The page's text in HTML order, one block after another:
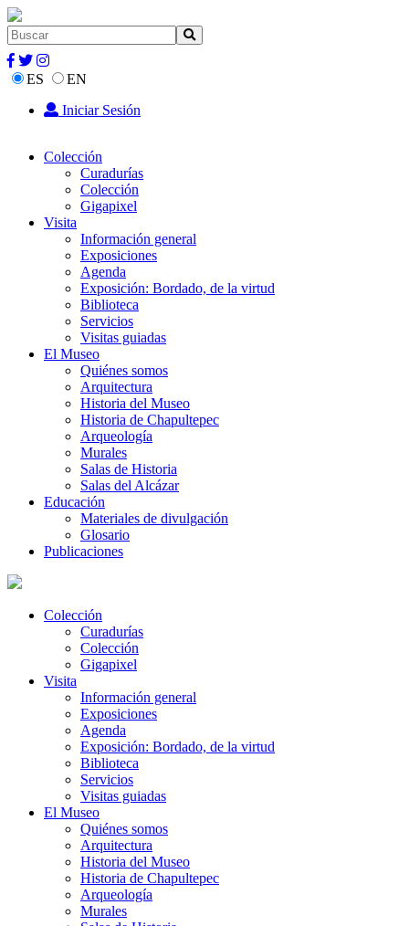
ES
EN
Iniciar Sesión
Colección
Curadurías
Colección
Gigapixel
Visita
Información general
Exposiciones
Agenda
Exposición: Bordado, de la virtud
Biblioteca
Servicios
Visitas guiadas
El Museo
Quiénes somos
Arquitectura
Historia del Museo
Historia de Chapultepec
Arqueología
Murales
Salas de Historia
Salas del Alcázar
Educación
Materiales de divulgación
Glosario
Publicaciones
Colección
Curadurías
Colección
Gigapixel
Visita
Información general
Exposiciones
Agenda
Exposición: Bordado, de la virtud
Biblioteca
Servicios
Visitas guiadas
El Museo
Quiénes somos
Arquitectura
Historia del Museo
Historia de Chapultepec
Arqueología
Murales